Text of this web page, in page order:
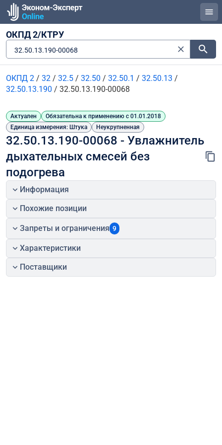
ОКПД 2/КТРУ
32.50.13.190-00068
ОКПД 2 / 32 / 32.5 / 32.50 / 32.50.1 / 32.50.13 /
32.50.13.190 / 32.50.13.190-00068
Актуален
Обязательна к применению с 01.01.2018
Единица измерения: Штука
Неукрупненная
32.50.13.190-00068 - Увлажнитель
дыхательных смесей без
подогрева
Информация
Похожие позиции
Запреты и ограничения 9
Характеристики
Поставщики